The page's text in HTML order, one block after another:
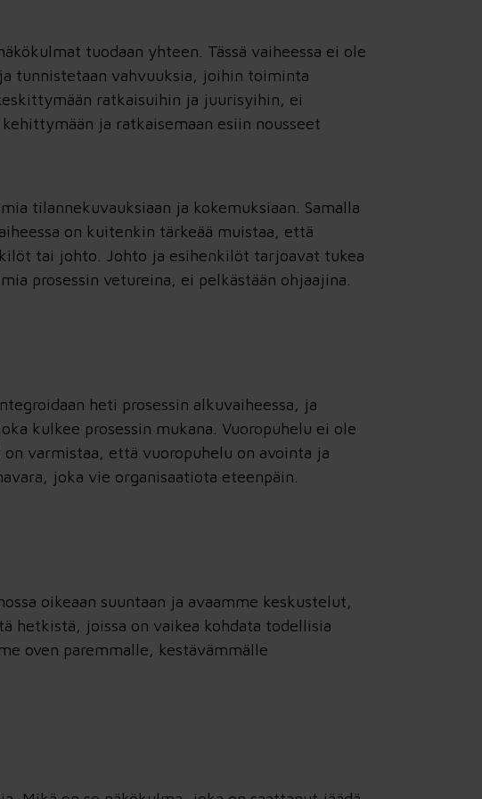
tuodaan yhteen. Tässä vaiheessa ei ole
tunnistetaan vahvuuksia, joihin toiminta
ratkaisuihin ja juurisyihin, ei
ja ratkaisemaan esiin nousseet
tilannekuvauksiaan ja kokemuksiaan. Samalla
on kuitenkin tärkeää muistaa, että
tai johto. Johto ja esihenkilöt tarjoavat tukea
prosessin vetureina, ei pelkästään ohjaajina.
heti prosessin alkuvaiheessa, ja
kulkee prosessin mukana. Vuoropuhelu ei ole
varmistaa, että vuoropuhelu on avointa ja
joka vie organisaatiota eteenpäin.
oikeaan suuntaan ja avaamme keskustelut,
hetkistä, joissa on vaikea kohdata todellisia
oven paremmalle, kestävämmälle